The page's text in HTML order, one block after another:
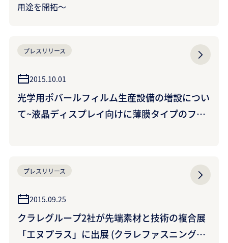
用途を開拓～
プレスリリース
2015.10.01
光学用ポバールフィルム生産設備の増設につい
て~液晶ディスプレイ向けに薄膜タイプのフィ
プレスリリース
2015.09.25
クラレグループ2社が先端素材と技術の複合展
「エヌプラス」に出展 (クラレファスニング株